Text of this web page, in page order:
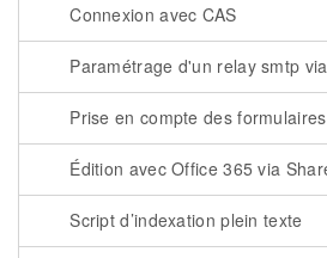
Connexion avec CAS
Paramétrage d'un relay smtp
Prise en compte des
Édition avec Office 365 via
Script d’indexation plein texte